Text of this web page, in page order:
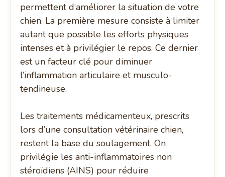
permettent d’améliorer la situation de votre
chien. La première mesure consiste à limiter
autant que possible les efforts physiques
intenses et à privilégier le repos. Ce dernier
est un facteur clé pour diminuer
l’inflammation articulaire et musculo-
tendineuse.
Les traitements médicamenteux, prescrits
lors d’une consultation vétérinaire chien,
restent la base du soulagement. On
privilégie les anti-inflammatoires non
stéroïdiens (AINS) pour réduire